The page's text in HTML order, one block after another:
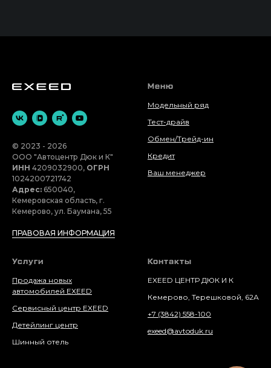
© 2023 - 2026
ООО "Автоцентр Дюк и К"
ИНН 4209032900, ОГРН
1024200721742
Адрес: 650040,
Кемеровская область, г.
Кемерово, ул. Баумана, 55
ПРАВОВАЯ ИНФОРМАЦИЯ
Меню
Модельный ряд
Тест-драйв
Обмен/Трейд-ин
Кредит
Ваш менеджер
Услуги
Продажа новых
автомобилей EXEED
Сервисный центр EXEED
Детейлинг центр
Шинный отель
Контакты
EXEED ЦЕНТР ДЮК И К
Кемерово, Терешковой, 62А
+7 (3842) 558-100
exeed@avtoduk.ru